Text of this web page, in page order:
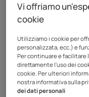
Con estratto di
volume naturale e
la messa in piega.
la fibra del capello e
Vi offriamo
cookie
Utilizziamo i cookie per
personalizzata, ecc.) e
Per continuare e
direttamente l'uso dei
cookie. Per ulteriori
nostra informativa sulla
dei dati personali